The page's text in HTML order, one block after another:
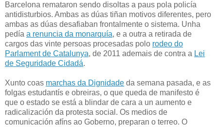
Barcelona remataron sendo disoltas a paus pola policía
antidisturbios. Ambas as dúas tiñan motivos diferentes, pero
ambas as dúas desafiaban frontalmente o sistema. Unha
pedía a renuncia da monarquía, e a outra a retirada de
cargos das vinte persoas procesadas polo rodeo do
Parlament de Catalunya, de 2011 ademais de contra a Lei
de Seguridade Cidadá.
Xunto coas marchas da Dignidade da semana pasada, e as
folgas estudantís e obreiras, o que queda de manifesto é
que o estado se está a blindar de cara a un aumento e
radicalización da protesta social. Os medios de
comunicación afíns ao Goberno, preparan o terreo. O